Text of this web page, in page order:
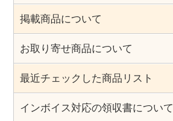
掲載商品について
お取り寄せ商品について
最近チェックした商品リスト
インボイス対応の領収書について